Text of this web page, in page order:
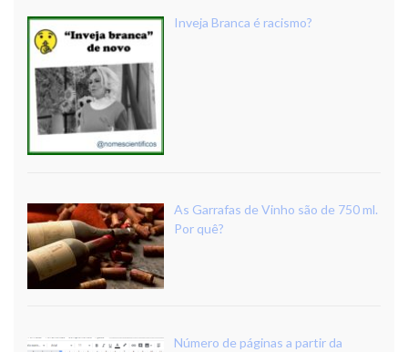
Inveja Branca é racismo?
As Garrafas de Vinho são de 750 ml.
Por quê?
Número de páginas a partir da